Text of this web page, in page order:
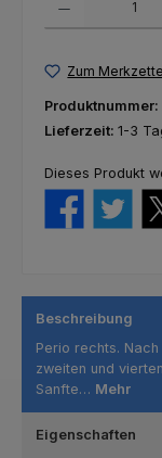
Zum
Produktnummer:
Lieferzeit: 1-3
Dieses Produkt
Beschreibung
Perio rechts.
zweiten und
Sanfte… Mehr
Eigenschaften